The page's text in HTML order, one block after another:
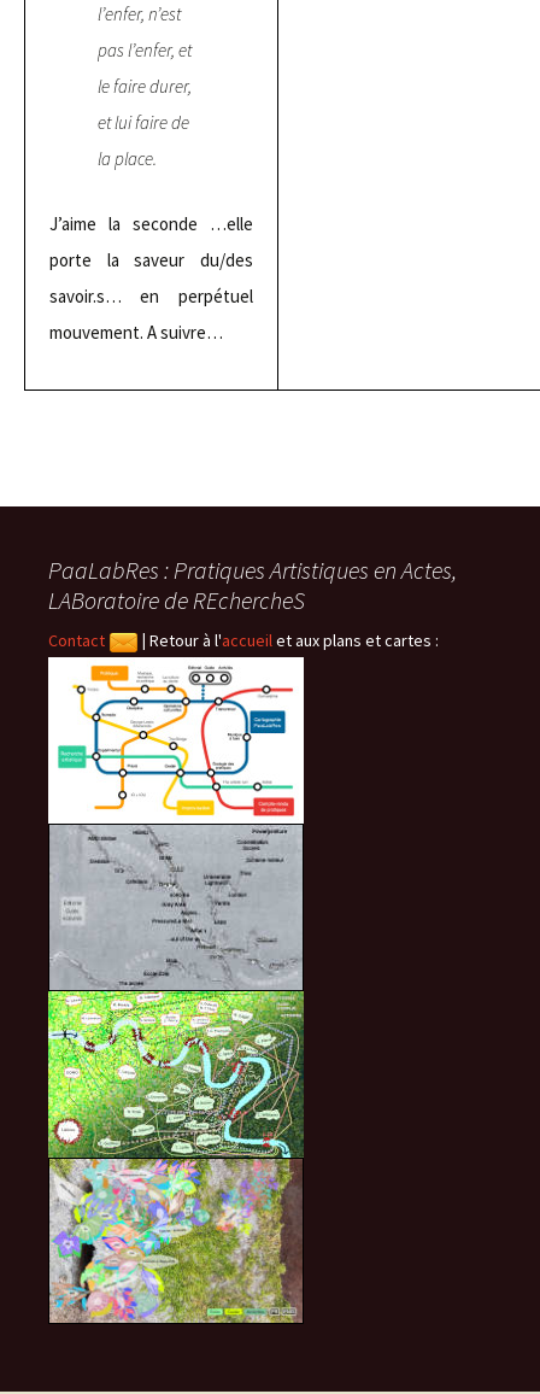
l’enfer, n’est
pas l’enfer, et
le faire durer,
et lui faire de
la place.
J’aime la seconde …elle
porte la saveur du/des
savoir.s… en perpétuel
mouvement. A suivre…
PaaLabRes : Pratiques Artistiques en Actes,
LABoratoire de REchercheS
Contact | Retour à l'accueilet aux plans et cartes :